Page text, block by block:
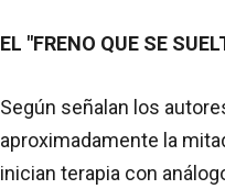
EL "FRENO QUE SE
Según señalan los
aproximadamente la
inician terapia con